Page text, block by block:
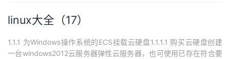
linux大全（17）
1.1.1 为Windows操作系统的ECS挂载云硬盘1.1.1.1 购买云硬盘创建
一台windows2012云服务器弹性云服务器，也可使用已存在符合要